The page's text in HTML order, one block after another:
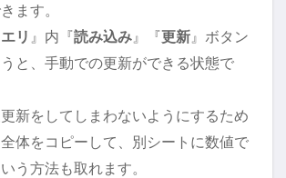
ます。
リ 』内『読み込み 』『更新 』ボタン
と、手動での更新ができる状態で
新をしてしまわないようにするため
体をコピーして、別シートに数値で
う方法も取れます。